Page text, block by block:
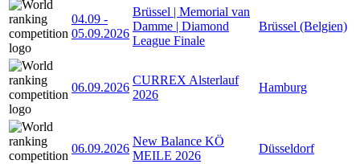
04.09 -
05.09.2026
Brüssel | Memorial van
Damme | Diamond
League Finale
Brüssel (Belgien)
06.09.2026
CURREX Alsterlauf
2026
Hamburg
06.09.2026
New Balance KÖ
MEILE 2026
Düsseldorf